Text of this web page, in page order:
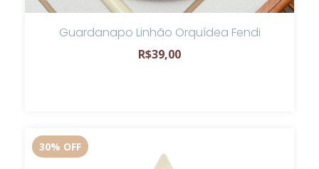
Guardanapo Linhão Orquídea Fendi
R$39,00
30% OFF